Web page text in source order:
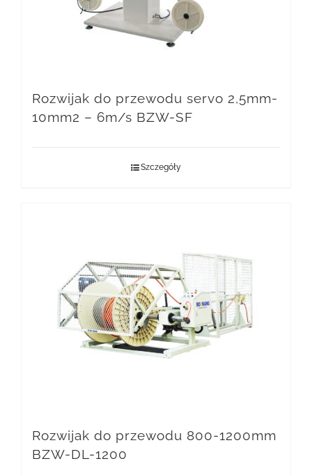
Rozwijak do przewodu servo 2,5mm-
10mm2 – 6m/s BZW-SF
Szczegóły
Rozwijak do przewodu 800-1200mm
BZW-DL-1200